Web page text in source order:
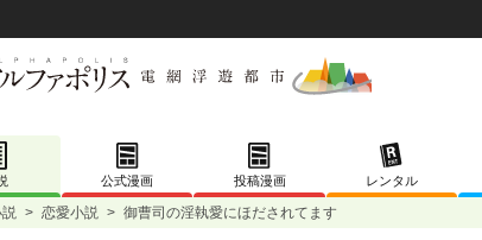
公式漫画 投稿漫画 レンタル
> 恋愛小説 > 御曹司の淫執愛にほだされてます